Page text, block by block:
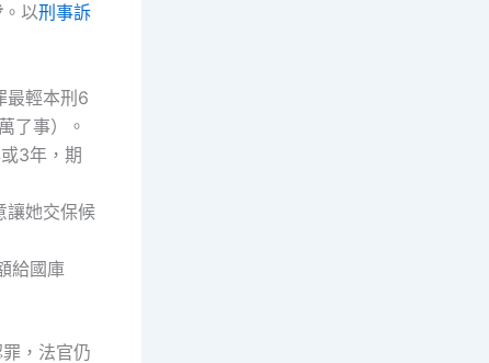
。以刑事訴
最輕本刑6
了事）。
3年，期
讓她交保候
給國庫
，法官仍